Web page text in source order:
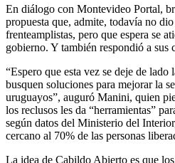
En diálogo con Montevideo Portal,
propuesta que, admite, todavía no
frenteamplistas, pero que espera se
gobierno. Y también respondió a sus
“Espero que esta vez se deje de
busquen soluciones para mejorar la
uruguayos”, auguró Manini, quien
los reclusos les da “herramientas”
según datos del Ministerio del
cercano al 70% de las personas
La idea de Cabildo Abierto es que